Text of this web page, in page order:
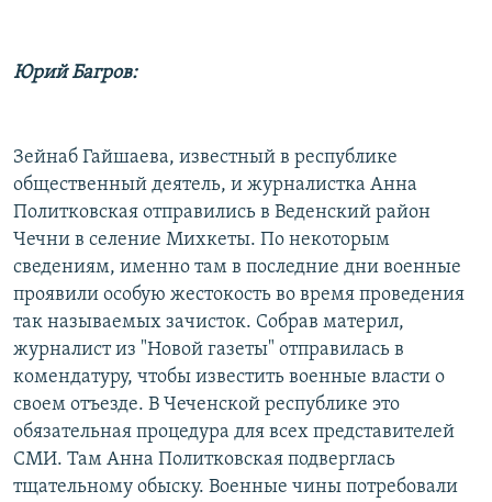
Юрий Багров:
Зейнаб Гайшаева, известный в республике
общественный деятель, и журналистка Анна
Политковская отправились в Веденский район
Чечни в селение Михкеты. По некоторым
сведениям, именно там в последние дни военные
проявили особую жестокость во время проведения
так называемых зачисток. Собрав материл,
журналист из "Новой газеты" отправилась в
комендатуру, чтобы известить военные власти о
своем отъезде. В Чеченской республике это
обязательная процедура для всех представителей
СМИ. Там Анна Политковская подверглась
тщательному обыску. Военные чины потребовали